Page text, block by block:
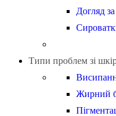
Догляд
Типи проблем зі
Жирний